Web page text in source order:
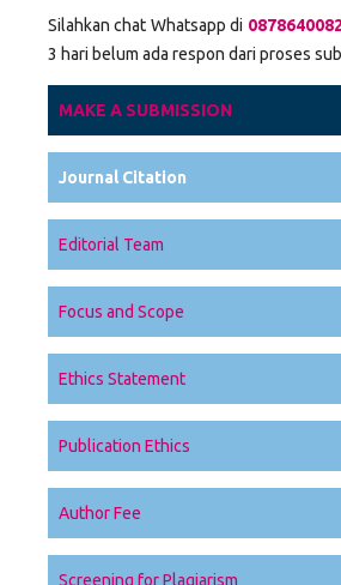
Silahkan chat Whatsapp di
3 hari belum ada respon dari proses
MAKE A SUBMISSION
Journal Citation
Editorial Team
Focus and Scope
Ethics Statement
Publication Ethics
Author Fee
Screening for Plagiarism